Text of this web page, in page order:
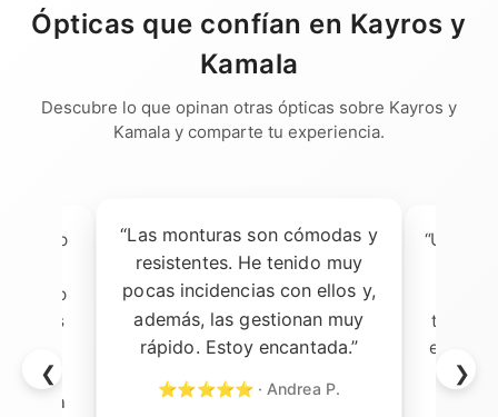
Ópticas que confían en Kayros y
Kamala
Descubre lo que opinan otras ópticas sobre Kayros y
Kamala y comparte tu experiencia.
❮
pero
todo
de la
“Las monturas son cómodas y
resistentes. He tenido muy
pocas incidencias con ellos y,
además, las gestionan muy
rápido. Estoy encantada.”
⭐⭐⭐⭐⭐ · Andrea P.
“Una de
tienen
entre
❯